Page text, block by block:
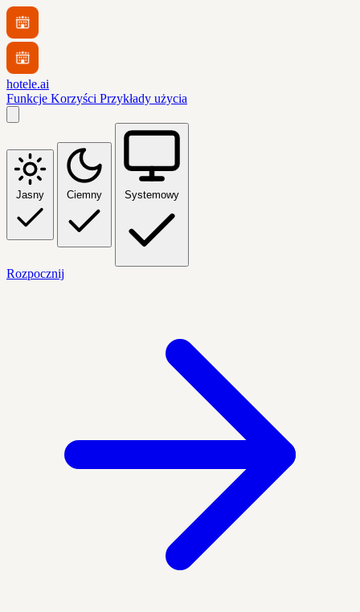
hotele.ai
Funkcje Korzyści Przykłady użycia
Jasny Ciemny Systemowy
Rozpocznij